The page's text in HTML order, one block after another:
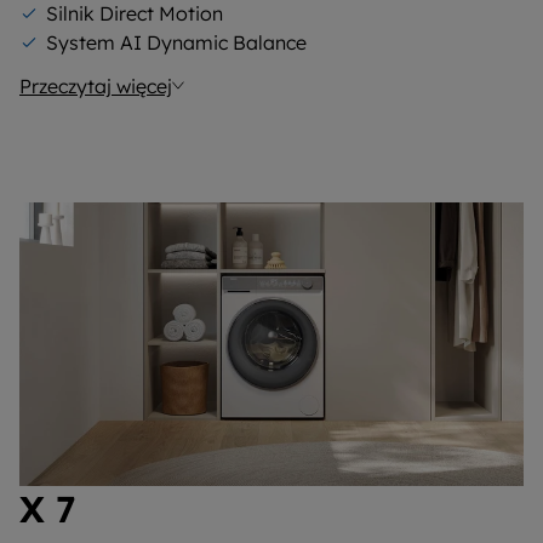
Silnik Direct Motion
System AI Dynamic Balance
Przeczytaj więcej
X 7